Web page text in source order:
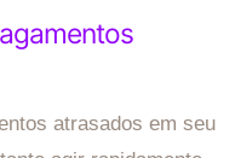
atrasados em seu